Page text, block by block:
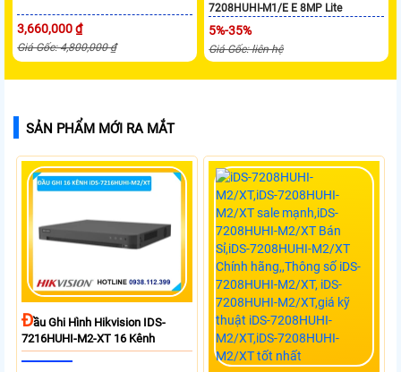
3,660,000 ₫
Giá Gốc: 4,800,000 ₫
7208HUHI-M1/E E 8MP Lite
5%-35%
Giá Gốc: liên hệ
SẢN PHẨM MỚI RA MẮT
ĐẦu Ghi Hình Hikvision IDS-
7216HUHI-M2-XT 16 Kênh